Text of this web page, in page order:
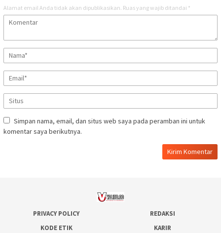
Alamat email Anda tidak akan dipublikasikan. Ruas yang wajib ditandai *
Simpan nama, email, dan situs web saya pada peramban ini untuk
komentar saya berikutnya.
PRIVACY POLICY
REDAKSI
KODE ETIK
KARIR